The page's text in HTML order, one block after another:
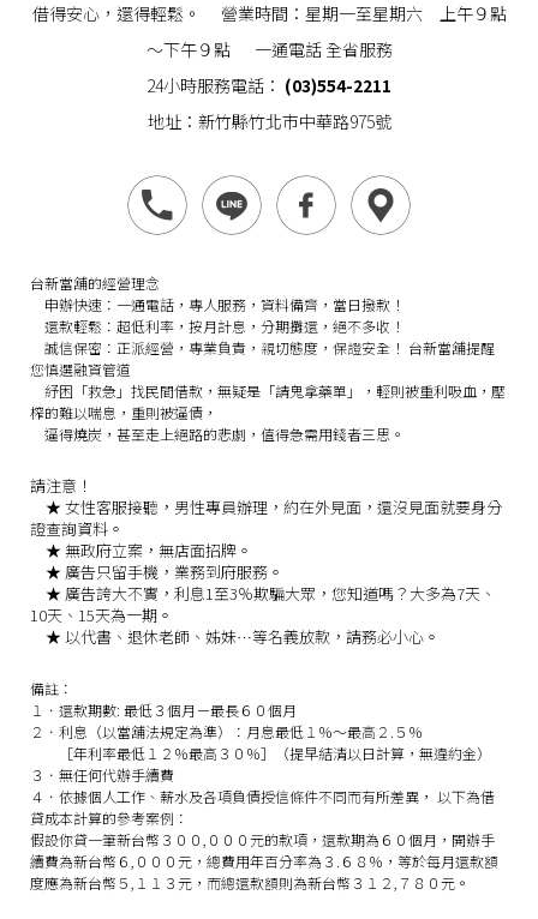
借得安心，還得輕鬆。 營業時間：星期一至星期六 上午９點
～下午９點 一通電話 全省服務
24小時服務電話： (03)554-2211
地址：新竹縣竹北市中華路975號
台新當舖的經營理念
申辦快速： 一通電話，專人服務，資料備齊，當日撥款！
還款輕鬆： 超低利率，按月計息，分期攤還，絕不多收！
誠信保密： 正派經營，專業負責，親切態度，保證安全！ 台新當舖提醒
您慎選融資管道
紓困「救急」找民間借款，無疑是「請鬼拿藥單」，輕則被重利吸血，壓
榨的難以喘息，重則被逼債，
逼得燒炭，甚至走上絕路的悲劇，值得急需用錢者三思。
請注意！
★女性客服接聽，男性專員辦理，約在外見面，還沒見面就要身分
證查詢資料。
★無政府立案，無店面招牌。
★ 廣告只留手機，業務到府服務。
★ 廣告誇大不實，利息1至3％欺騙大眾，您知道嗎？大多為7天、
10天、15天為一期。
★以代書、退休老師、姊妹…等名義放款，請務必小心。
備註：
１．還款期數: 最低３個月－最長６０個月
２．利息（以當舖法規定為準）：月息最低１％～最高２.５％
［年利率最低１２％最高３０％］（提早結清以日計算，無違約金）
３．無任何代辦手續費
４．依據個人工作、薪水及各項負債授信條件不同而有所差異， 以下為借
貸成本計算的參考案例：
假設你貸一筆新台幣３００,０００元的款項，還款期為６０個月，開辦手
續費為新台幣６,０００元，總費用年百分率為３.６８％，等於每月還款額
度應為新台幣５,１１３元，而總還款額則為新台幣３１２,７８０元。